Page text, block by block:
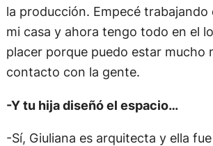
la producción. Empecé
mi casa y ahora tengo todo en el
placer porque puedo estar mucho
contacto con la gente.
-Y tu hija diseñó el espacio…
-Sí, Giuliana es arquitecta y ella